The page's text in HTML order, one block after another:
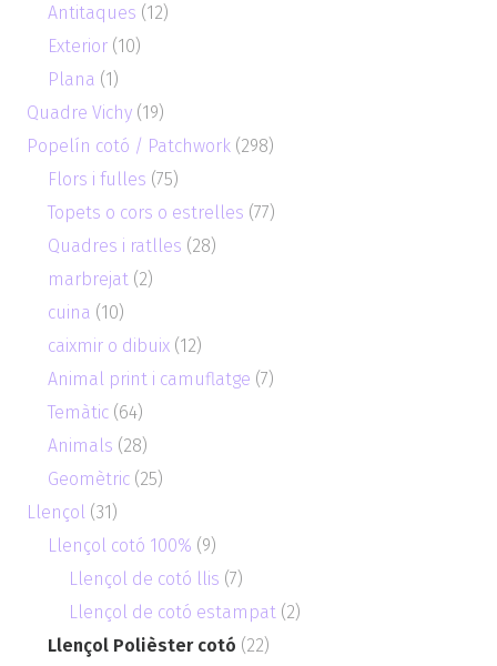
Antitaques (12)
Exterior (10)
Plana (1)
Quadre Vichy (19)
Popelín cotó / Patchwork (298)
Flors i fulles (75)
Topets o cors o estrelles (77)
Quadres i ratlles (28)
marbrejat (2)
cuina (10)
caixmir o dibuix (12)
Animal print i camuflatge (7)
Temàtic (64)
Animals (28)
Geomètric (25)
Llençol (31)
Llençol cotó 100% (9)
Llençol de cotó llis (7)
Llençol de cotó estampat (2)
Llençol Polièster cotó (22)